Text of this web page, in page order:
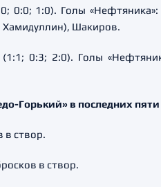
0:0; 1:0). Голы
Хамидуллин), Шакиров.
0:3; 2:0). Голы
Горький» в последних пяти
в створ.
в створ.